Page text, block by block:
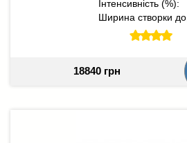
Інтенсивність (%):
Ширина створки
18840 грн